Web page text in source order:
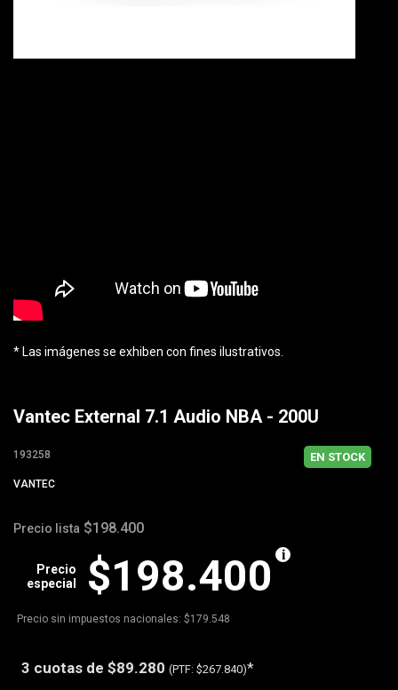
* Las imágenes se exhiben con fines ilustrativos.
Vantec External 7.1 Audio NBA - 200U
193258 EN STOCK
VANTEC
Precio lista $198.400
$198.400
Precio
especial
Precio sin impuestos nacionales: $179.548
3 cuotas de $89.280 (PTF: $267.840)*